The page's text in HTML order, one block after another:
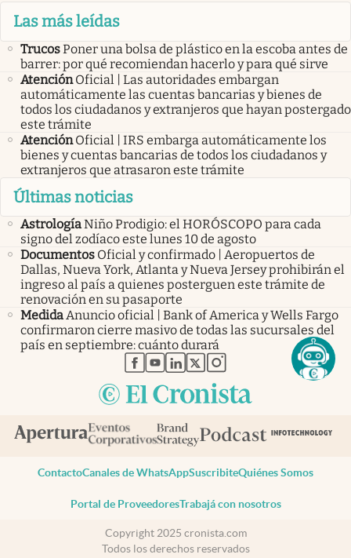
Las más leídas
TrucosPoner una bolsa de plástico en la escoba antes de
barrer: por qué recomiendan hacerlo y para qué sirve
Atención Oficial | Las autoridades embargan
automáticamente las cuentas bancarias y bienes de
todos los ciudadanos y extranjeros que hayan postergado
este trámite
Atención Oficial | IRS embarga automáticamente los
bienes y cuentas bancarias de todos los ciudadanos y
extranjeros que atrasaron este trámite
Últimas noticias
AstrologíaNiño Prodigio: el HORÓSCOPO para cada
signo del zodíaco este lunes 10 de agosto
Documentos Oficial y confirmado | Aeropuertos de
Dallas, Nueva York, Atlanta y Nueva Jersey prohibirán el
ingreso al país a quienes posterguen este trámite de
renovación en su pasaporte
MedidaAnuncio oficial | Bank of America y Wells Fargo
confirmaron cierre masivo de todas las sucursales del
país en septiembre: cuánto durará
abre en nueva pestaña
abre en nueva pestaña
abre en nueva pestaña
abre en nueva pestaña
abre en nueva pestaña
ContactoCanales de WhatsAppSuscribiteQuiénes Somos
Portal de ProveedoresTrabajá con nosotros
Copyright 2025 cronista.com
Todos los derechos reservados